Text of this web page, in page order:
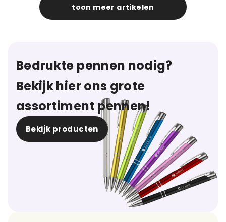
toon meer artikelen
Bedrukte pennen nodig?
Bekijk hier ons grote
assortiment pennen!
Bekijk producten